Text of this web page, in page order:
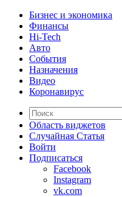
Бизнес и экономика
Финансы
Hi-Tech
Авто
События
Назначения
Видео
Коронавирус
Область виджетов
Случайная Статья
Войти
Подписаться
Facebook
Instagram
vk.com